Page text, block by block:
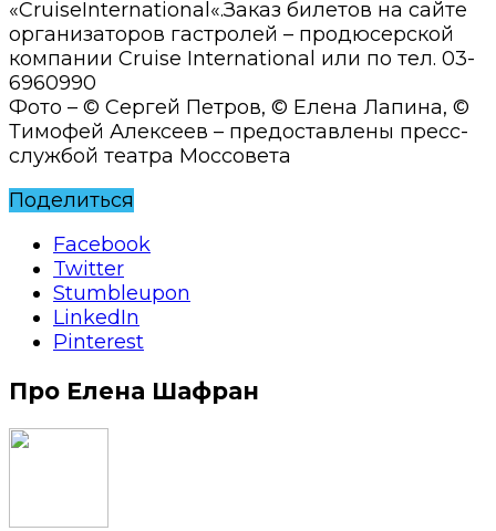
«CruiseInternational«.Заказ билетов на сайте
организаторов гастролей – продюсерской
компании Cruise International или по тел. 03-
6960990
Фото – © Сергей Петров, © Елена Лапина, ©
Тимофей Алексеев – предоставлены пресс-
службой театра Моссовета
Поделиться
Facebook
Twitter
Stumbleupon
LinkedIn
Pinterest
Про Елена Шафран